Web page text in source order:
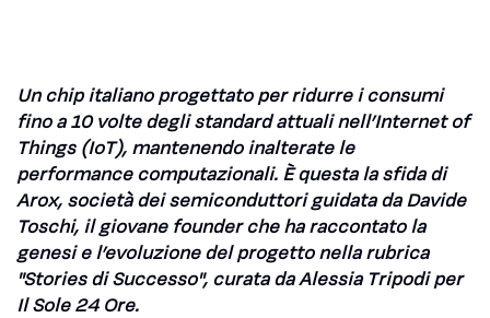
Un chip italiano progettato per ridurre i consumi
fino a 10 volte degli standard attuali nell’Internet of
Things (IoT), mantenendo inalterate le
performance computazionali. È questa la sfida di
Arox, società dei semiconduttori guidata da Davide
Toschi, il giovane founder che ha raccontato la
genesi e l’evoluzione del progetto nella rubrica
"Stories di Successo", curata da Alessia Tripodi per
Il Sole 24 Ore.